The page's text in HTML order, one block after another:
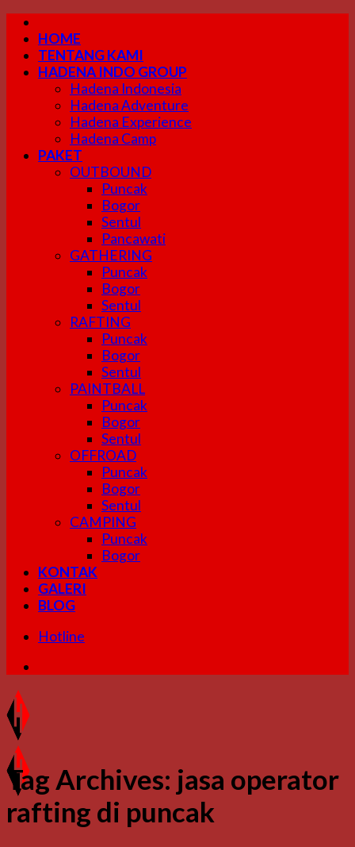
Skip
content
HOME
TENTANG KAMI
HADENA INDO GROUP
Hadena Indonesia
Hadena Adventure
Hadena Experience
Hadena Camp
PAKET
OUTBOUND
Puncak
Bogor
Sentul
Pancawati
GATHERING
Puncak
Bogor
Sentul
RAFTING
Puncak
Bogor
Sentul
PAINTBALL
Puncak
Bogor
Sentul
OFFROAD
Puncak
Bogor
Sentul
CAMPING
Puncak
Bogor
KONTAK
GALERI
BLOG
Hotline
Tag Archives: jasa operator
rafting di puncak